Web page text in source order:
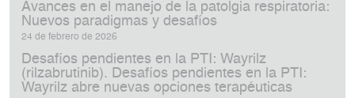
Avances en el manejo de la patolgia respiratoria:
Nuevos paradigmas y desafíos
24 de febrero de 2026
Desafíos pendientes en la PTI: Wayrilz
(rilzabrutinib). Desafíos pendientes en la PTI:
Wayrilz abre nuevas opciones terapéuticas